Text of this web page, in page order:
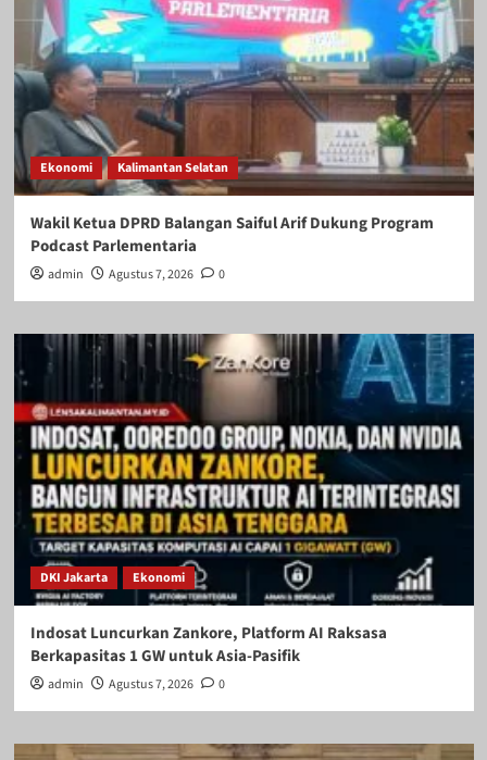
Ekonomi Kalimantan Selatan
Wakil Ketua DPRD Balangan Saiful Arif Dukung Program
Podcast Parlementaria
admin Agustus 7, 2026 0
DKI Jakarta Ekonomi
Indosat Luncurkan Zankore, Platform AI Raksasa
Berkapasitas 1 GW untuk Asia-Pasifik
admin Agustus 7, 2026 0